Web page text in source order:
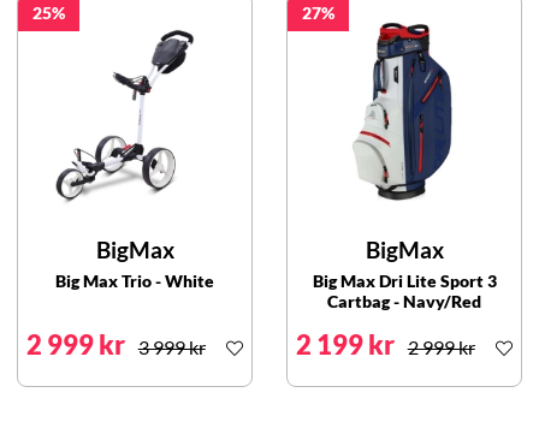
25
BigMax
Big Max Trio - White
2 999 kr 3 999 kr
27
BigMax
Big Max Dri Lite Sport 3
Cartbag - Navy/Red
2 199 kr 2 999 kr